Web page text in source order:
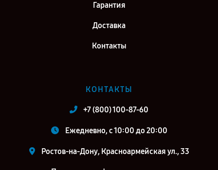
Гарантия
Доставка
Контакты
КОНТАКТЫ
+7 (800) 100-87-60
Ежедневно, с 10:00 до 20:00
Ростов-на-Дону, Красноармейская ул., 33